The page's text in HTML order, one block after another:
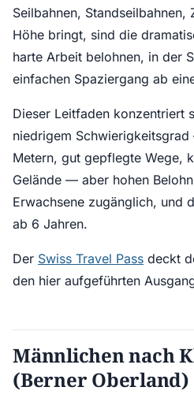
Seilbahnen,
Höhe bringt, sind die
harte Arbeit belohnen, in der
einfachen Spaziergang ab
Dieser Leitfaden konzentriert
niedrigem
Metern, gut gepflegte Wege,
Gelände — aber hohen
Erwachsene zugänglich, und
ab 6 Jahren.
Der Swiss Travel Pass deckt
den hier aufgeführten
Männlichen nach
(Berner Oberland)